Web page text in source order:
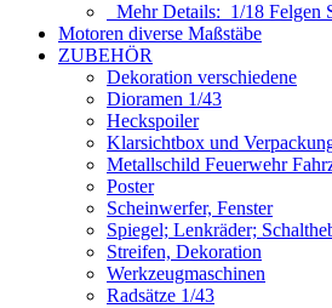
Mehr Details: 1/18 Felgen
Motoren diverse Maßstäbe
ZUBEHÖR
Dekoration verschiedene
Dioramen 1/43
Heckspoiler
Klarsichtbox und
Metallschild Feuerwehr
Poster
Scheinwerfer, Fenster
Spiegel; Lenkräder;
Streifen, Dekoration
Werkzeugmaschinen
Radsätze 1/43